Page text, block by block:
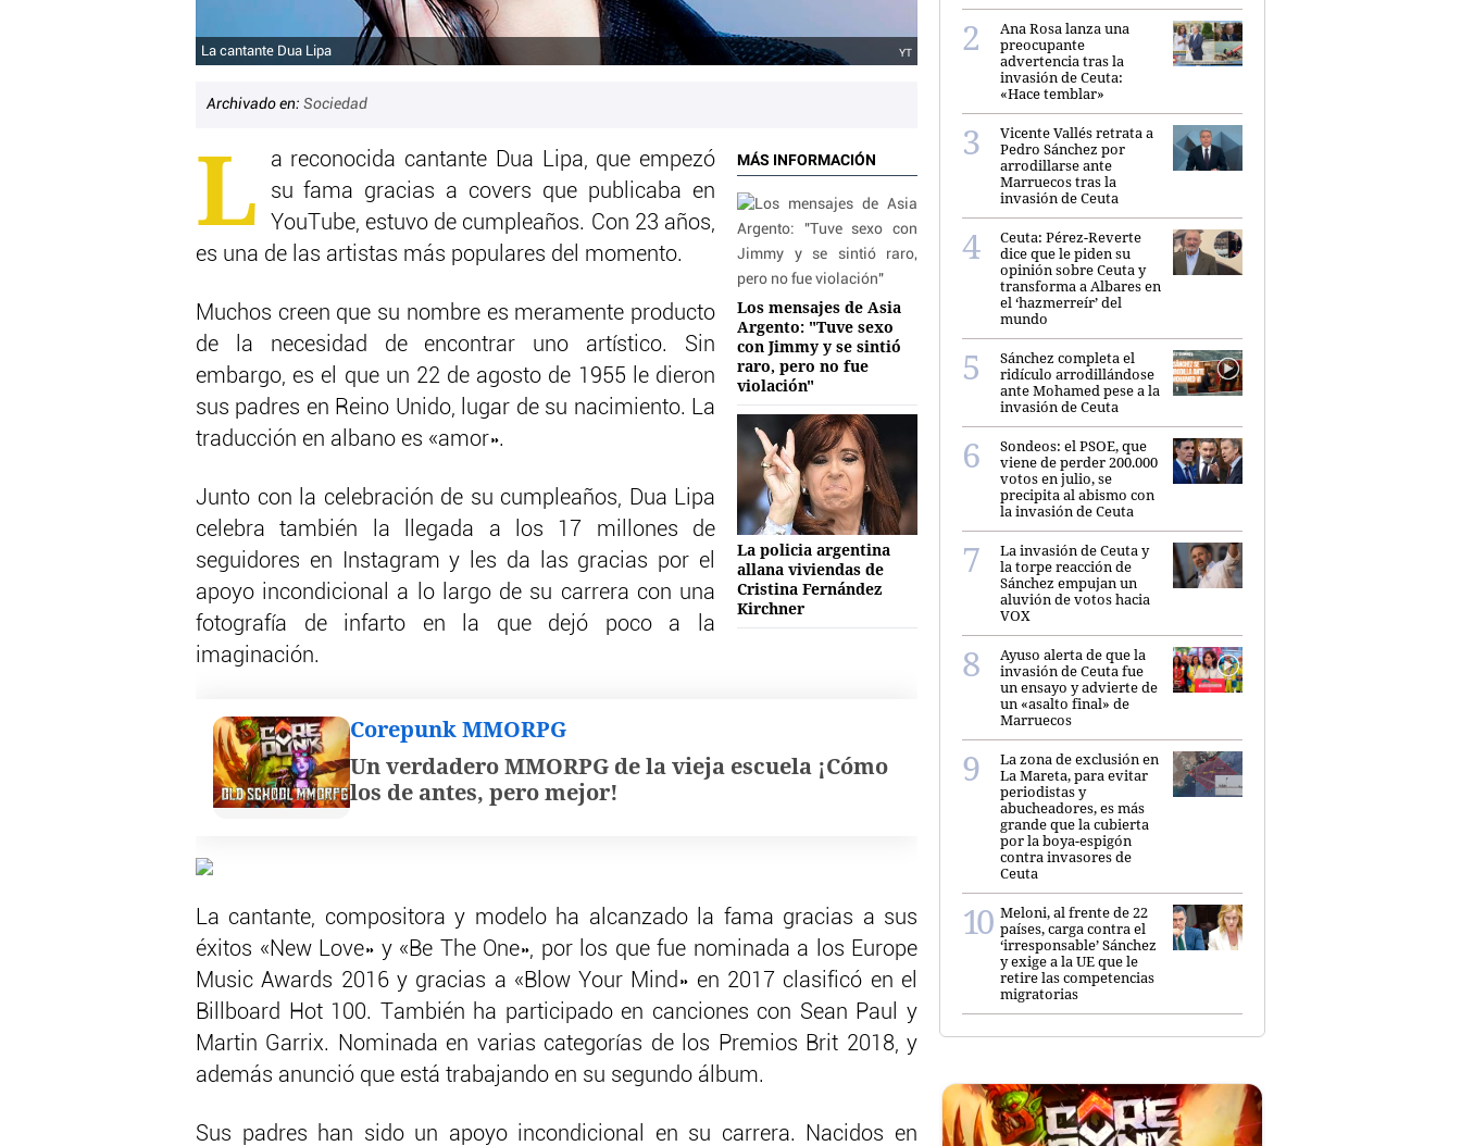
La cantante Dua Lipa YT
Archivado en: Sociedad
MÁS INFORMACIÓN
Los mensajes de Asia
Argento: "Tuve sexo
con Jimmy y se sintió
raro, pero no fue
violación"
La policia argentina
allana viviendas de
Cristina Fernández
Kirchner
L
a reconocida cantante Dua Lipa, que empezó
su fama gracias a covers que publicaba en
YouTube, estuvo de cumpleaños. Con 23 años,
es una de las artistas más populares del momento.
Muchos creen que su nombre es meramente producto
de la necesidad de encontrar uno artístico. Sin
embargo, es el que un 22 de agosto de 1955 le dieron
sus padres en Reino Unido, lugar de su nacimiento. La
traducción en albano es «amor».
Junto con la celebración de su cumpleaños, Dua Lipa
celebra también la llegada a los 17 millones de
seguidores en Instagram y les da las gracias por el
apoyo incondicional a lo largo de su carrera con una
fotografía de infarto en la que dejó poco a la
imaginación.
Corepunk MMORPG
Un verdadero MMORPG de la vieja escuela ¡Cómo
los de antes, pero mejor!
La cantante, compositora y modelo ha alcanzado la fama gracias a sus
éxitos «New Love» y «Be The One», por los que fue nominada a los Europe
Music Awards 2016 y gracias a «Blow Your Mind» en 2017 clasificó en el
Billboard Hot 100. También ha participado en canciones con Sean Paul y
Martin Garrix. Nominada en varias categorías de los Premios Brit 2018, y
además anunció que está trabajando en su segundo álbum.
Sus padres han sido un apoyo incondicional en su carrera. Nacidos en
Ana Rosa lanza una
preocupante
advertencia tras la
invasión de Ceuta:
«Hace temblar»
Vicente Vallés retrata a
Pedro Sánchez por
arrodillarse ante
Marruecos tras la
invasión de Ceuta
Ceuta: Pérez-Reverte
dice que le piden su
opinión sobre Ceuta y
transforma a Albares en
el ‘hazmerreír’ del
mundo
Sánchez completa el
ridículo arrodillándose
ante Mohamed pese a la
invasión de Ceuta
Sondeos: el PSOE, que
viene de perder 200.000
votos en julio, se
precipita al abismo con
la invasión de Ceuta
La invasión de Ceuta y
la torpe reacción de
Sánchez empujan un
aluvión de votos hacia
VOX
Ayuso alerta de que la
invasión de Ceuta fue
un ensayo y advierte de
un «asalto final» de
Marruecos
La zona de exclusión en
La Mareta, para evitar
periodistas y
abucheadores, es más
grande que la cubierta
por la boya-espigón
contra invasores de
Ceuta
Meloni, al frente de 22
países, carga contra el
‘irresponsable’ Sánchez
y exige a la UE que le
retire las competencias
migratorias